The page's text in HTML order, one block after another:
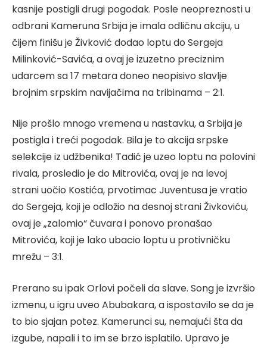
kasnije postigli drugi pogodak. Posle neopreznosti u
odbrani Kameruna Srbija je imala odličnu akciju, u
čijem finišu je Živković dodao loptu do Sergeja
Milinković-Savića, a ovaj je izuzetno preciznim
udarcem sa 17 metara doneo neopisivo slavlje
brojnim srpskim navijačima na tribinama – 2:1.
Nije prošlo mnogo vremena u nastavku, a Srbija je
postigla i treći pogodak. Bila je to akcija srpske
selekcije iz udžbenika! Tadić je uzeo loptu na polovini
rivala, prosledio je do Mitrovića, ovaj je na levoj
strani uočio Kostića, prvotimac Juventusa je vratio
do Sergeja, koji je odložio na desnoj strani Živkoviću,
ovaj je „zalomio“ čuvara i ponovo pronašao
Mitrovića, koji je lako ubacio loptu u protivničku
mrežu – 3:1.
Prerano su ipak Orlovi počeli da slave. Song je izvršio
izmenu, u igru uveo Abubakara, a ispostavilo se da je
to bio sjajan potez. Kamerunci su, nemajući šta da
izgube, napali i to im se brzo isplatilo. Upravo je